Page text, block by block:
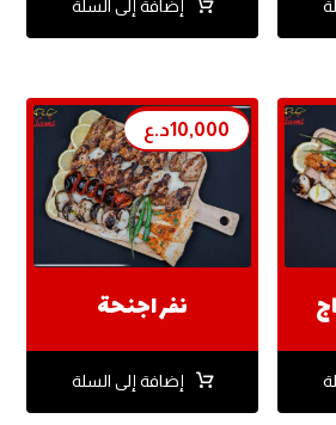
إضافة إلى السلة
نفر اجنحة
10,000د.ع
إضافة إلى السلة